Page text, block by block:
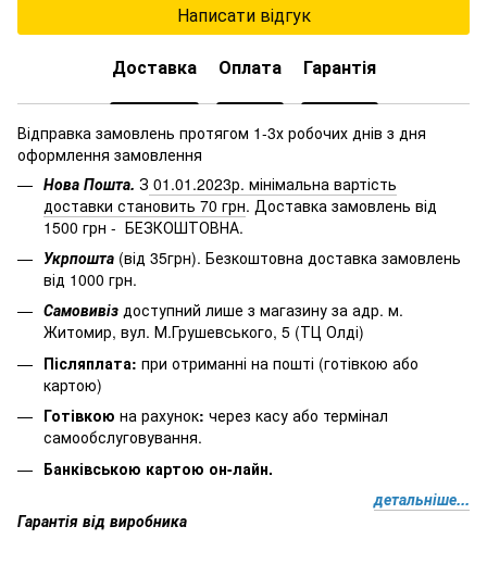
Написати відгук
Доставка Оплата Гарантія
Відправка замовлень протягом 1-3х робочих днів з дня
оформлення замовлення
Нова Пошта. З 01.01.2023р. мінімальна вартість
доставки становить 70 грн. Доставка замовлень від
1500 грн - БЕЗКОШТОВНА.
Укрпошта (від 35грн). Безкоштовна доставка замовлень
від 1000 грн.
Самовивіз доступний лише з магазину за адр. м.
Житомир, вул. М.Грушевського, 5 (ТЦ Олді)
Післяплата: при отриманні на пошті (готівкою або
картою)
Готівкою на рахунок: через касу або термінал
самообслуговування.
Банківською картою он-лайн.
детальніше...
Гарантія від виробника